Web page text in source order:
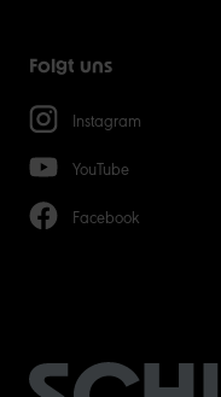
Folgt uns
Instagram
YouTube
Facebook